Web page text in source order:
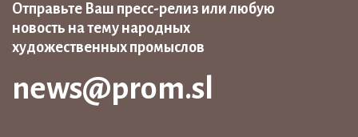
Отправьте Ваш пресс-релиз или любую
новость на тему народных
художественных промыслов
news@prom.sl